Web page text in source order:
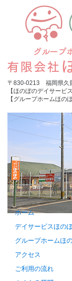
〒830-0213 福岡県久
【ほのぼのデイサービ
【グループホームほの
ホーム
デイサービスほの
グループホームほ
アクセス
ご利用の流れ